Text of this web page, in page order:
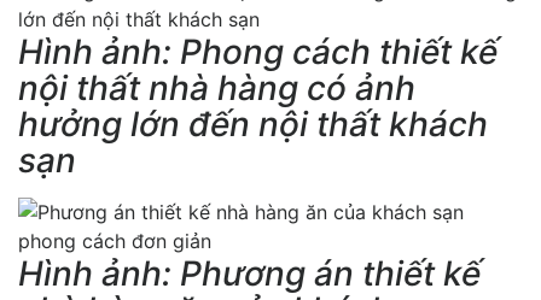
Hình ảnh: Phong cách thiết kế
nội thất nhà hàng có ảnh
hưởng lớn đến nội thất khách
sạn
Hình ảnh: Phương án thiết kế